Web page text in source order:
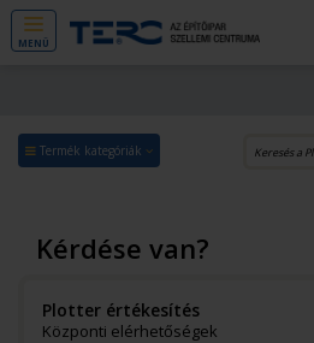
MENÜ
Termék kategóriák
Kérdése van?
Plotter értékesítés
Központi elérhetőségek